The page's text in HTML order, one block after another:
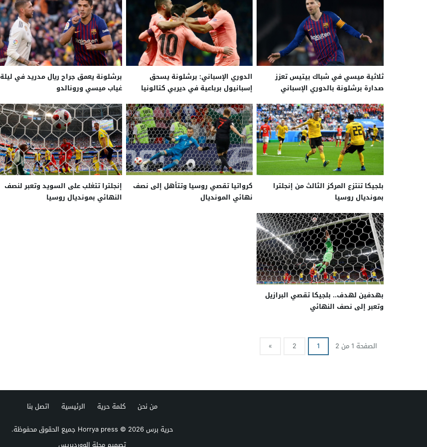
ثلاثية ميسي في شباك بيتيس تعزز
صدارة برشلونة بالدوري الإسباني
الدوري الإسباني: برشلونة يسحق
إسبانيول برباعية في ديربي كتالونيا
برشلونة يعمق جراح ريال مدريد في ليلة
غياب ميسي ورونالدو
بلجيكا تنتزع المركز الثالث من إنجلترا
بمونديال روسيا
كرواتيا تقصي روسيا وتتأهل إلى نصف
نهائي المونديال
إنجلترا تتغلب على السويد وتعبر لنصف
النهائي بمونديال روسيا
بهدفين لهدف.. بلجيكا تقصي البرازيل
وتعبر إلى نصف النهائي
الصفحة 1 من 2 1
2
»
من نحن كلمة حرية الرئيسية
اتصل بنا
حرية برس Horrya press© 2026 جميع الحقوق محفوظة.